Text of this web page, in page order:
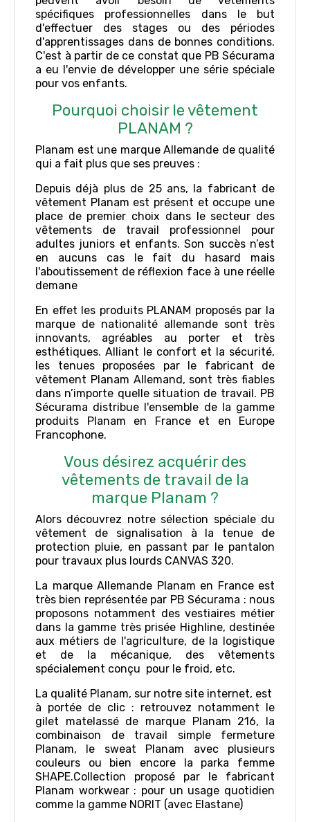
spécifiques professionnelles dans le but
d'effectuer des stages ou des périodes
d'apprentissages dans de bonnes conditions.
C'est à partir de ce constat que PB Sécurama
a eu l'envie de développer une série spéciale
pour vos enfants.
Pourquoi choisir le vêtement
PLANAM ?
Planam est une marque Allemande de qualité
qui a fait plus que ses preuves :
Depuis déjà plus de 25 ans, la fabricant de
vêtement Planam est présent et occupe une
place de premier choix dans le secteur des
vêtements de travail professionnel pour
adultes juniors et enfants. Son succès n’est
en aucuns cas le fait du hasard mais
l'aboutissement de réflexion face à une réelle
demane
En effet les produits PLANAM proposés par la
marque de nationalité allemande sont très
innovants, agréables au porter et très
esthétiques. Alliant le confort et la sécurité,
les tenues proposées par le fabricant de
vêtement Planam Allemand, sont très fiables
dans n’importe quelle situation de travail. PB
Sécurama distribue l'ensemble de la gamme
produits Planam en France et en Europe
Francophone.
Vous désirez acquérir des
vêtements de travail de la
marque Planam ?
Alors découvrez notre sélection spéciale du
vêtement de signalisation à la tenue de
protection pluie, en passant par le pantalon
pour travaux plus lourds CANVAS 320.
La marque Allemande Planam en France est
très bien représentée par PB Sécurama : nous
proposons notamment des vestiaires métier
dans la gamme très prisée Highline, destinée
aux métiers de l'agriculture, de la logistique
et de la mécanique, des vêtements
spécialement conçu pour le froid, etc.
La qualité Planam, sur notre site internet, est
à portée de clic : retrouvez notamment le
gilet matelassé de marque Planam 216, la
combinaison de travail simple fermeture
Planam, le sweat Planam avec plusieurs
couleurs ou bien encore la parka femme
SHAPE.Collection proposé par le fabricant
Planam workwear : pour un usage quotidien
comme la gamme NORIT (avec Elastane)